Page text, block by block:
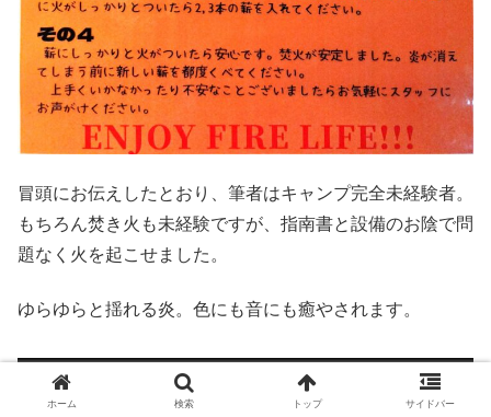
冒頭にお伝えしたとおり、筆者はキャンプ完全未経験者。
もちろん焚き火も未経験ですが、指南書と設備のお陰で問
題なく火を起こせました。
ゆらゆらと揺れる炎。色にも音にも癒やされます。
ホーム 検索 トップ サイドバー